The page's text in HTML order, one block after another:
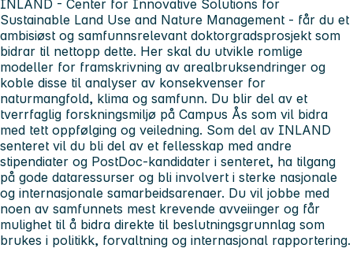
INLAND - Center for Innovative Solutions for
Sustainable Land Use and Nature Management - får du et
ambisiøst og samfunnsrelevant doktorgradsprosjekt som
bidrar til nettopp dette. Her skal du utvikle romlige
modeller for framskrivning av arealbruksendringer og
koble disse til analyser av konsekvenser for
naturmangfold, klima og samfunn. Du blir del av et
tverrfaglig forskningsmiljø på Campus Ås som vil bidra
med tett oppfølging og veiledning. Som del av INLAND
senteret vil du bli del av et fellesskap med andre
stipendiater og PostDoc-kandidater i senteret, ha tilgang
på gode dataressurser og bli involvert i sterke nasjonale
og internasjonale samarbeidsarenaer. Du vil jobbe med
noen av samfunnets mest krevende avveiinger og får
mulighet til å bidra direkte til beslutningsgrunnlag som
brukes i politikk, forvaltning og internasjonal rapportering.